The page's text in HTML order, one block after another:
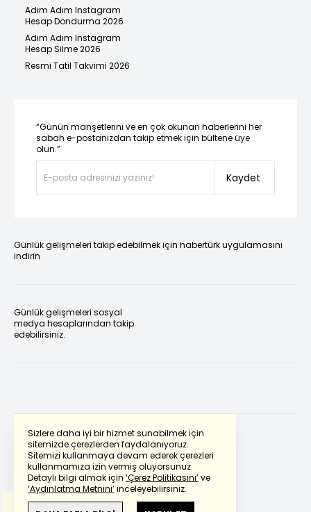
Sizlere daha iyi bir hizmet sunabilmek için
sitemizde çerezlerden faydalanıyoruz.
Sitemizi kullanmaya devam ederek çerezleri
kullanmamıza izin vermiş oluyorsunuz.
Detaylı bilgi almak için ‘Çerez Politikasını’ve
‘Aydınlatma Metnini’inceleyebilirsiniz.
Adım Adım Instagram
Hesap Dondurma 2026
Adım Adım Instagram
Hesap Silme 2026
Resmi Tatil Takvimi 2026
“Günün manşetlerini ve en çok okunan haberlerini her
sabah e-postanızdan takip etmek için bültene üye
olun.”
Kaydet
Günlük gelişmeleri takip edebilmek için habertürk uygulamasını
indirin
Günlük gelişmeleri sosyal
medya hesaplarından takip
edebilirsiniz.
Powered by Translate
Bu çevirideGoogle Transletekullanılmıştır.